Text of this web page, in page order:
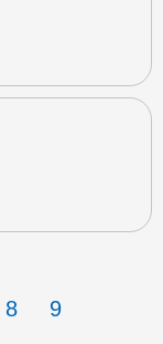
8 9